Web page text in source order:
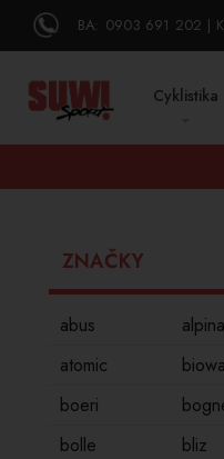
BA: 0903 691 202
Cyklistika
ZNAČKY
abus
alpina
atomic
boeri
bolle
bliz